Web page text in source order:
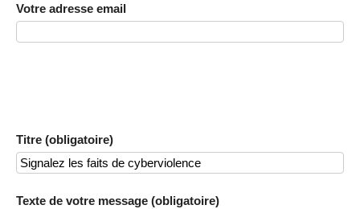
Votre adresse email
Titre (obligatoire)
Texte de votre message (obligatoire)